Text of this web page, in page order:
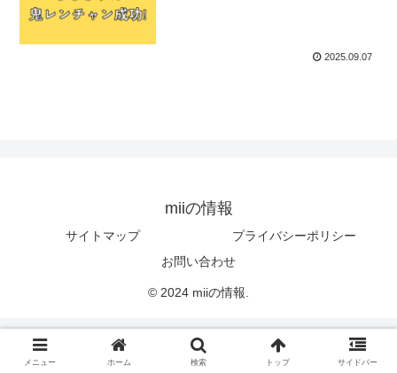
2025.09.07
miiの情報
サイトマップ
プライバシーポリシー
お問い合わせ
© 2024 miiの情報.
メニュー ホーム 検索 トップ サイドバー